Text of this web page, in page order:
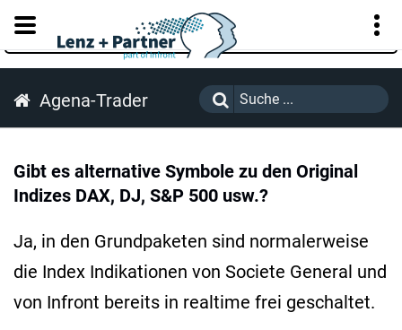
KUNDENPORTAL
Agena-Trader
Gibt es alternative Symbole zu den Original
Indizes DAX, DJ, S&P 500 usw.?
Ja, in den Grundpaketen sind normalerweise
die Index Indikationen von Societe General und
von Infront bereits in realtime frei geschaltet.